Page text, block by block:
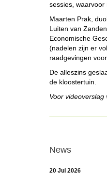
sessies, waarvoor
Maarten Prak,
Luiten van
Economische
(nadelen zijn er
raadgevingen
De alleszins
de kloostertuin.
Voor
News
20 Jul 2026